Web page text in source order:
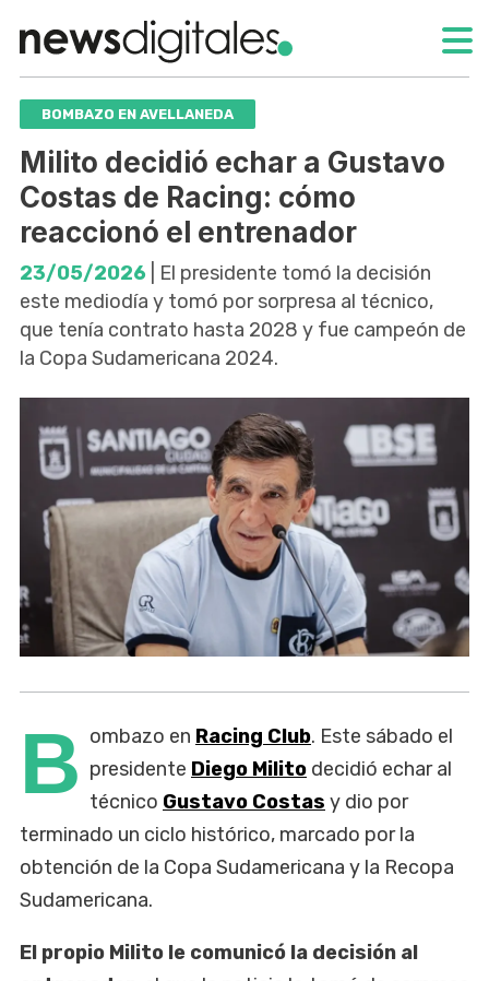
BOMBAZO EN AVELLANEDA
Milito decidió echar a Gustavo
Costas de Racing: cómo
reaccionó el entrenador
23/05/2026 | El presidente tomó la decisión
este mediodía y tomó por sorpresa al técnico,
que tenía contrato hasta 2028 y fue campeón de
la Copa Sudamericana 2024.
B ombazo en Racing Club. Este sábado el
presidente Diego Milito decidió echar al
técnico Gustavo Costas y dio por
terminado un ciclo histórico, marcado por la
obtención de la Copa Sudamericana y la Recopa
Sudamericana.
El propio Milito le comunicó la decisión al